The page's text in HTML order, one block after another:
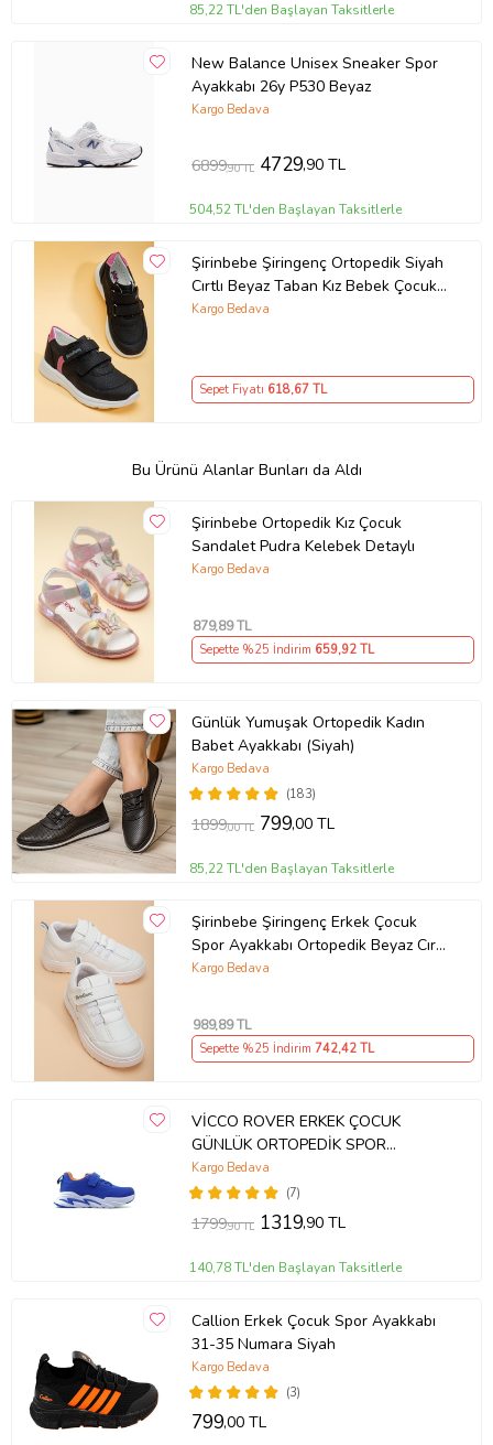
85,22 TL'den Başlayan Taksitlerle
New Balance Unisex Sneaker Spor
Ayakkabı 26y P530 Beyaz
Kargo Bedava
6899,90 TL 4729,90 TL
504,52 TL'den Başlayan Taksitlerle
Şirinbebe Şiringenç Ortopedik Siyah
Cırtlı Beyaz Taban Kız Bebek Çocuk
Spor Ayakkabı
Kargo Bedava
Sepet Fiyatı 618,67 TL
Bu Ürünü Alanlar Bunları da Aldı
Şirinbebe Ortopedik Kız Çocuk
Sandalet Pudra Kelebek Detaylı
Kargo Bedava
879,89 TL
Sepette %25 İndirim 659,92 TL
Günlük Yumuşak Ortopedik Kadın
Babet Ayakkabı (Siyah)
(183)
Kargo Bedava
1899,00 TL 799,00 TL
85,22 TL'den Başlayan Taksitlerle
Şirinbebe Şiringenç Erkek Çocuk
Spor Ayakkabı Ortopedik Beyaz Cırtlı
Elastik Bağcıklı
Kargo Bedava
989,89 TL
Sepette %25 İndirim 742,42 TL
VİCCO ROVER ERKEK ÇOCUK
GÜNLÜK ORTOPEDİK SPOR
AYAKKABI (22-35) 23Y 346.180 PE
(Mavi)
(7)
Kargo Bedava
1799,90 TL 1319,90 TL
140,78 TL'den Başlayan Taksitlerle
Callion Erkek Çocuk Spor Ayakkabı
31-35 Numara Siyah
(3)
Kargo Bedava
799,00 TL